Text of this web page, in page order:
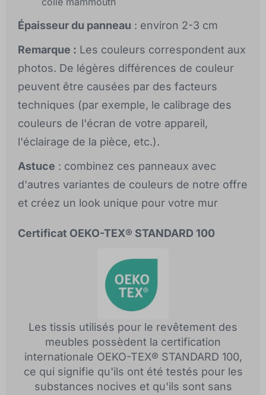
Épaisseur du panneau : environ 2-3 cm
Remarque : Les couleurs correspondent aux
photos. De légères différences de couleur
peuvent être causées par des facteurs
techniques (par exemple, le calibrage des
couleurs de l'écran de votre appareil,
l'éclairage de la pièce, etc.).
Astuce : combinez ces panneaux avec
d'autres variantes de couleurs de notre offre
et créez un look unique pour votre mur
Certificat OEKO-TEX® STANDARD 100
Les tissis utilisés pour le revêtement des
meubles possèdent la certification
internationale OEKO-TEX® STANDARD 100,
ce qui signifie qu'ils ont été testés pour les
substances nocives et qu'ils sont sans